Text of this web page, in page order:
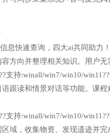
息快速查询，四大ai共同助力
方向并整理相关知识。用户
支持:winall/win7/win10/
跟读和情景对话等功能。课
支持:winall/win7/win10/
域，收集物资、发现遗迹并